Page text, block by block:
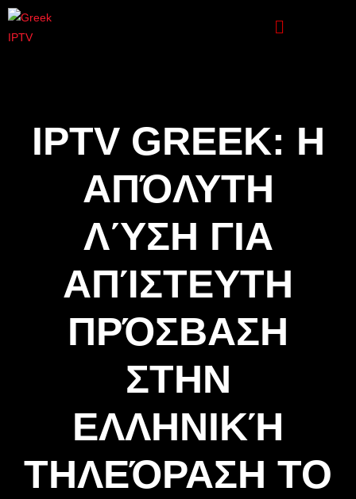
IPTV GREEK: Η
ΑΠΌΛΥΤΗ
ΛΎΣΗ ΓΙΑ
ΑΠΊΣΤΕΥΤΗ
ΠΡΌΣΒΑΣΗ
ΣΤΗΝ
ΕΛΛΗΝΙΚΉ
ΤΗΛΕΌΡΑΣΗ ΤΟ